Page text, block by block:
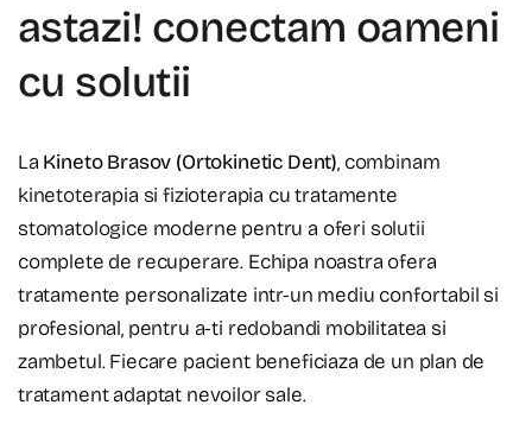
astazi! conectam oameni
cu solutii
LaKineto Brasov (Ortokinetic Dent), combinam
kinetoterapia si fizioterapia cu tratamente
stomatologice moderne pentru a oferi solutii
complete de recuperare. Echipa noastra ofera
tratamente personalizate intr-un mediu confortabil si
profesional, pentru a-ti redobandi mobilitatea si
zambetul. Fiecare pacient beneficiaza de un plan de
tratament adaptat nevoilor sale.